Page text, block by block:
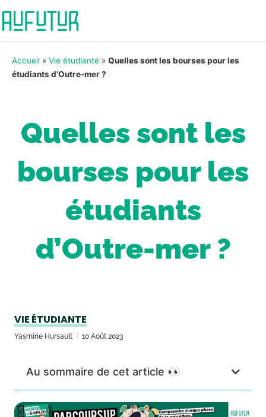
Accueil » Vie étudiante » Quelles sont les bourses pour les
étudiants d’Outre-mer ?
Quelles sont les
bourses pour les
étudiants
d’Outre-mer ?
VIE ÉTUDIANTE
Yasmine Hursault 10 Août 2023
Au sommaire de cet article 👀